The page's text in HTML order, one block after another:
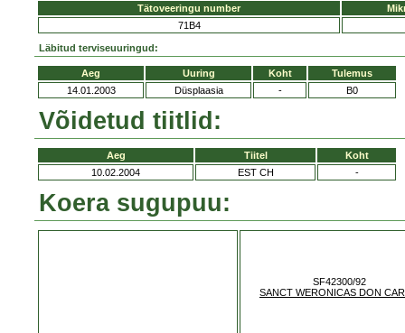
Tätoveeringu number
71B4
Läbitud terviseuuringud:
Aeg Uuring Koht
Tulemus
14.01.2003
Düsplaasia - B0
Võidetud tiitlid:
Aeg Tiitel
Koht
10.02.2004
EST CH -
Koera sugupuu:
SF42300/92
SANCT WERONICAS DON